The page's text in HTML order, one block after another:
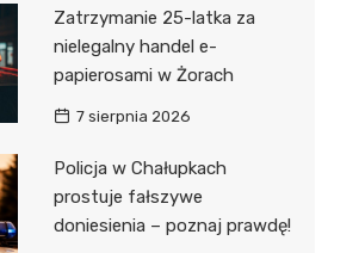
Zatrzymanie 25-latka za
nielegalny handel e-
papierosami w Żorach
7 sierpnia 2026
Policja w Chałupkach
prostuje fałszywe
doniesienia – poznaj prawdę!